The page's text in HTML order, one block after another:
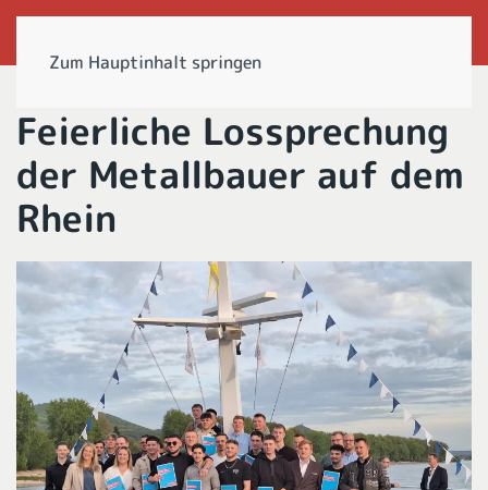
Zum Hauptinhalt springen
Feierliche Lossprechung
der Metallbauer auf dem
Rhein